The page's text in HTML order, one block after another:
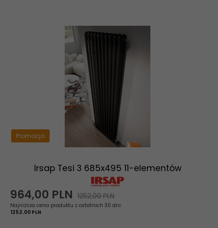
Promocja
Irsap Tesi 3 685x495 11-elementów
964,00 PLN 1252,00 PLN
Najniższa cena produktu z ostatnich 30 dni:
1252.00 PLN